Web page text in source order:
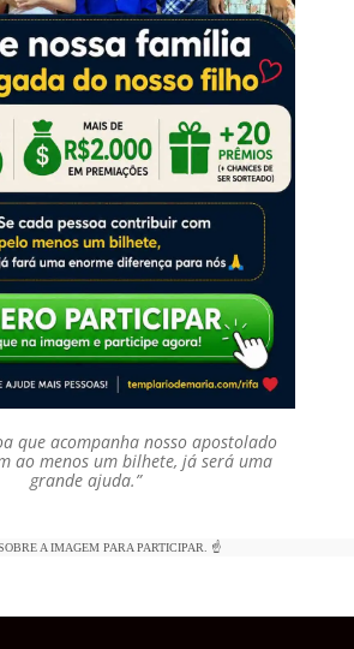
que acompanha nosso apostolado
ao menos um bilhete, já será uma
grande ajuda.”
A IMAGEM PARA PARTICIPAR. ☝️